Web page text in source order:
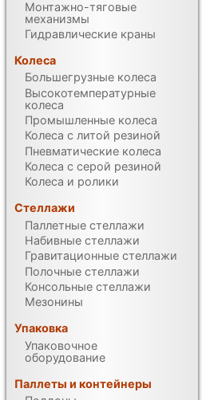
Монтажно-тяговые
механизмы
Гидравлические краны
Колеса
Большегрузные колеса
Высокотемпературные
колеса
Промышленные колеса
Колеса с литой резиной
Пневматические колеса
Колеса с серой резиной
Колеса и ролики
Стеллажи
Паллетные стеллажи
Набивные стеллажи
Гравитационные стеллажи
Полочные стеллажи
Консольные стеллажи
Мезонины
Упаковка
Упаковочное
оборудование
Паллеты и контейнеры